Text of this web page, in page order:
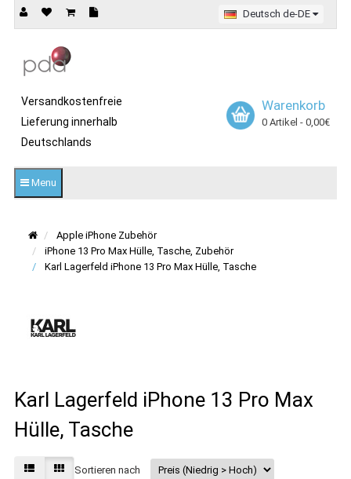
Deutsch de-DE
Versandkostenfreie
Lieferung innerhalb
Deutschlands
Warenkorb
0 Artikel - 0,00€
Menu
Apple iPhone Zubehör
iPhone 13 Pro Max Hülle, Tasche, Zubehör
Karl Lagerfeld iPhone 13 Pro Max Hülle, Tasche
Karl Lagerfeld iPhone 13 Pro Max
Hülle, Tasche
Sortieren nach